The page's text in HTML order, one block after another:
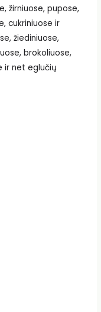
žirniuose, pupose,
cukriniuose ir
žiediniuose,
brokoliuose,
ir net eglučių